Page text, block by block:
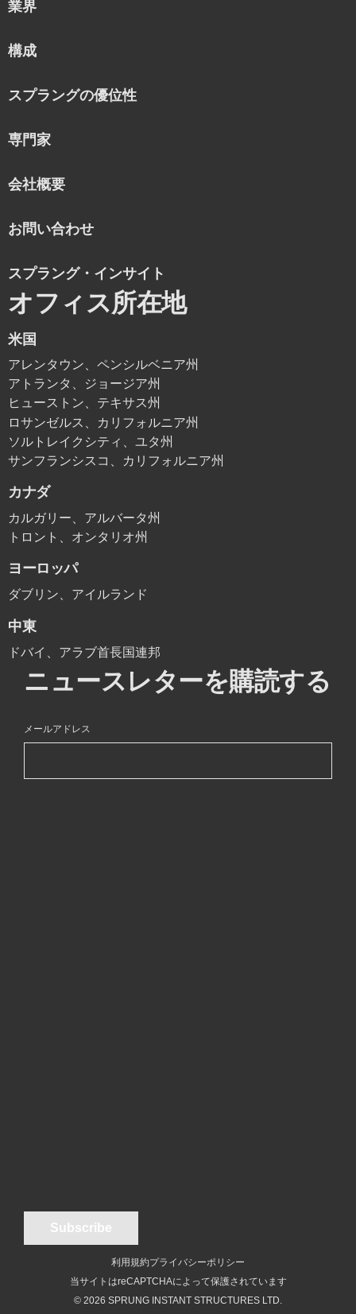
業界
構成
スプラングの優位性
専門家
会社概要
お問い合わせ
スプラング・インサイト
オフィス所在地
米国
アレンタウン、ペンシルベニア州
アトランタ、ジョージア州
ヒューストン、テキサス州
ロサンゼルス、カリフォルニア州
ソルトレイクシティ、ユタ州
サンフランシスコ、カリフォルニア州
カナダ
カルガリー、アルバータ州
トロント、オンタリオ州
ヨーロッパ
ダブリン、アイルランド
中東
ドバイ、アラブ首長国連邦
ニュースレターを購読する
メールアドレス
利用規約プライバシーポリシー
当サイトはreCAPTCHAによって保護されています
© 2026 SPRUNG INSTANT STRUCTURES LTD.